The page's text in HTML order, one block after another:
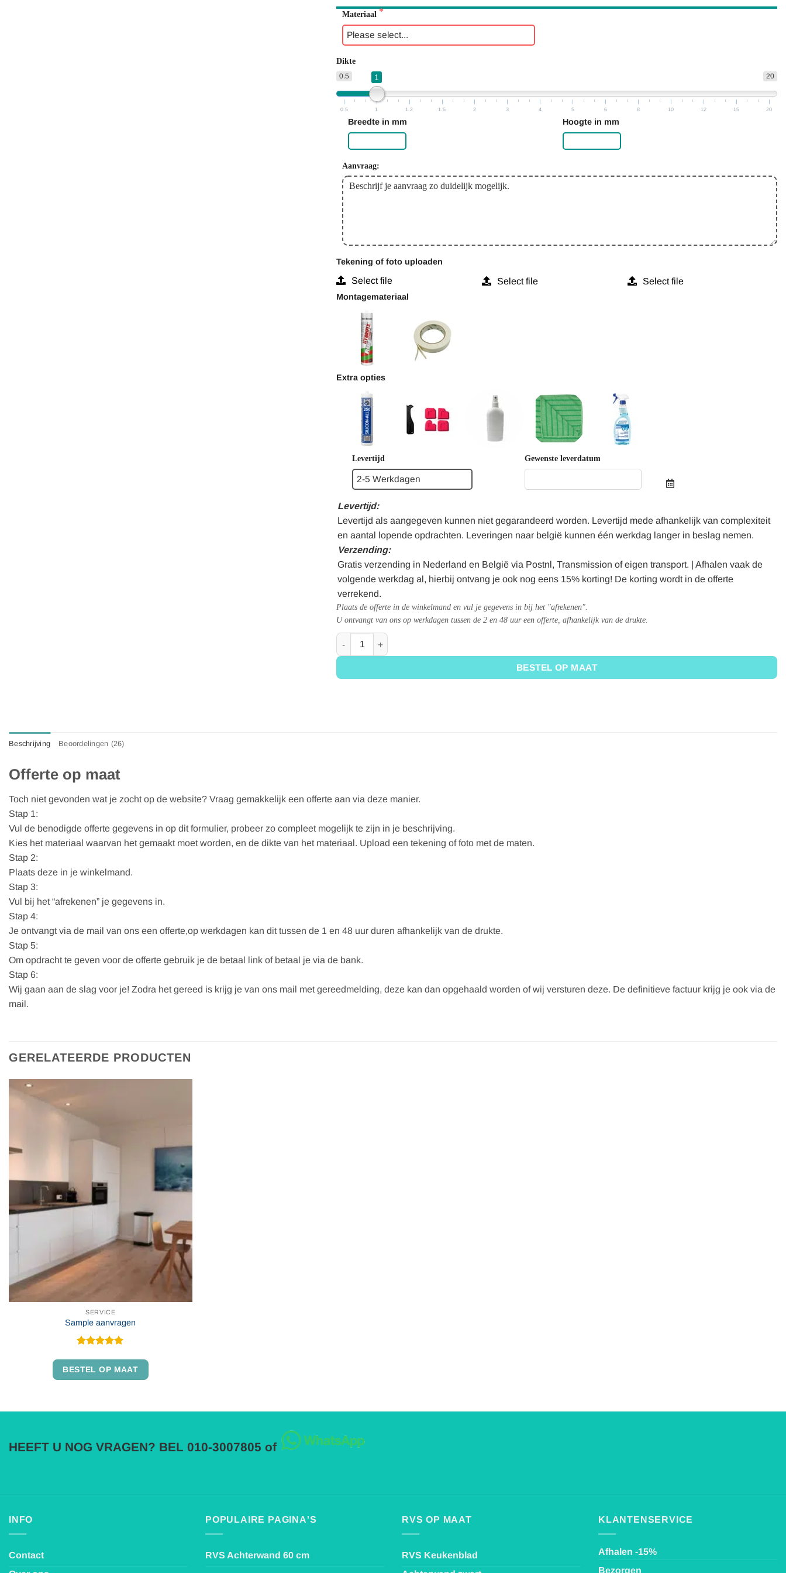
Materiaal
Dikte
0.5 20
1
0.5 1 1.2 1.5 2 3 4 5 6 8 10 12 15 20
Breedte in mm Hoogte in mm
Aanvraag:
Tekening of foto uploaden
Select file Select file Select file
Montagemateriaal
Extra opties
Levertijd Gewenste leverdatum
Levertijd:
Levertijd als aangegeven kunnen niet gegarandeerd worden. Levertijd mede afhankelijk van complexiteit
en aantal lopende opdrachten. Leveringen naar belgië kunnen één werkdag langer in beslag nemen.
Verzending:
Gratis verzending in Nederland en België via Postnl, Transmission of eigen transport. | Afhalen vaak de
volgende werkdag al, hierbij ontvang je ook nog eens 15% korting! De korting wordt in de offerte
verrekend.
Plaats de offerte in de winkelmand en vul je gegevens in bij het "afrekenen".
U ontvangt van ons op werkdagen tussen de 2 en 48 uur een offerte, afhankelijk van de drukte.
Offerte aantal
BESTEL OP MAAT
Beschrijving Beoordelingen (26)
Offerte op maat
Toch niet gevonden wat je zocht op de website? Vraag gemakkelijk een offerte aan via deze manier.
Stap 1:
Vul de benodigde offerte gegevens in op dit formulier, probeer zo compleet mogelijk te zijn in je beschrijving.
Kies het materiaal waarvan het gemaakt moet worden, en de dikte van het materiaal. Upload een tekening of foto met de maten.
Stap 2:
Plaats deze in je winkelmand.
Stap 3:
Vul bij het “afrekenen” je gegevens in.
Stap 4:
Je ontvangt via de mail van ons een offerte,op werkdagen kan dit tussen de 1 en 48 uur duren afhankelijk van de drukte.
Stap 5:
Om opdracht te geven voor de offerte gebruik je de betaal link of betaal je via de bank.
Stap 6:
Wij gaan aan de slag voor je! Zodra het gereed is krijg je van ons mail met gereedmelding, deze kan dan opgehaald worden of wij versturen deze. De definitieve factuur krijg je ook via de
mail.
GERELATEERDE PRODUCTEN
SERVICE
Sample aanvragen
BESTEL OP MAAT
HEEFT U NOG VRAGEN? BEL 010-3007805 of
INFO
Contact
POPULAIRE PAGINA'S
RVS Achterwand 60 cm
RVS OP MAAT
RVS Keukenblad
KLANTENSERVICE
Afhalen -15%
Bezorgen